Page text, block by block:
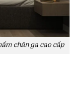
chăn ga cao cấp